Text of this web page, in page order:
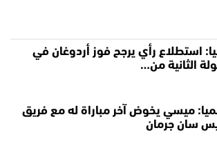
استطلاع رأي يرجح فوز أردوغان في
الثانية من…
ميسي يخوض آخر مباراة له مع فريق
سان جرمان